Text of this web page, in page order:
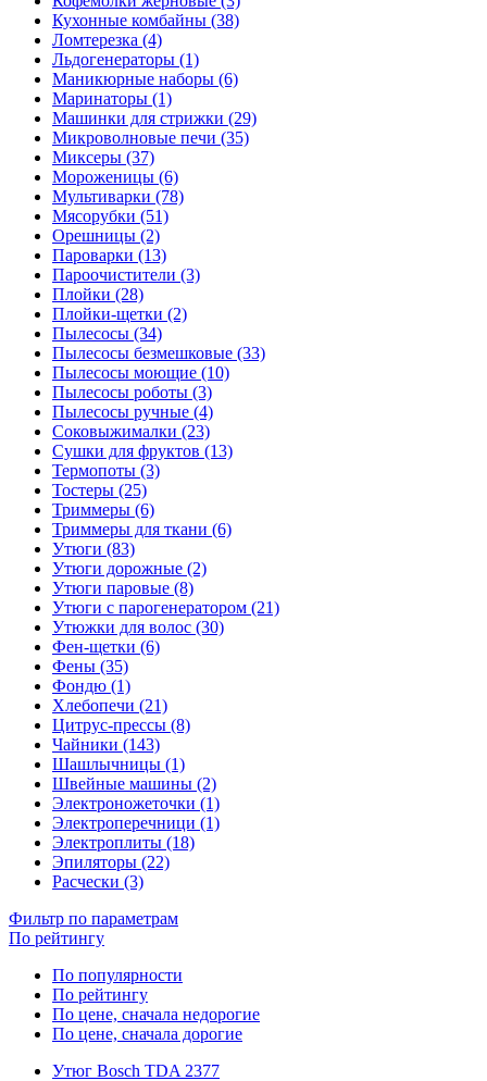
Кухонные комбайны (38)
Ломтерезка (4)
Льдогенераторы (1)
Маникюрные наборы (6)
Маринаторы (1)
Машинки для стрижки (29)
Микроволновые печи (35)
Миксеры (37)
Мороженицы (6)
Мультиварки (78)
Мясорубки (51)
Орешницы (2)
Пароварки (13)
Пароочистители (3)
Плойки (28)
Плойки-щетки (2)
Пылесосы (34)
Пылесосы безмешковые (33)
Пылесосы моющие (10)
Пылесосы роботы (3)
Пылесосы ручные (4)
Соковыжималки (23)
Сушки для фруктов (13)
Термопоты (3)
Тостеры (25)
Триммеры (6)
Триммеры для ткани (6)
Утюги (83)
Утюги дорожные (2)
Утюги паровые (8)
Утюги с парогенератором (21)
Утюжки для волос (30)
Фен-щетки (6)
Фены (35)
Фондю (1)
Хлебопечи (21)
Цитрус-прессы (8)
Чайники (143)
Шашлычницы (1)
Швейные машины (2)
Электроножеточки (1)
Электроперечници (1)
Электроплиты (18)
Эпиляторы (22)
Расчески (3)
Фильтр по параметрам
По рейтингу
По популярности
По рейтингу
По цене, сначала недорогие
По цене, сначала дорогие
Утюг Bosch TDA 2377